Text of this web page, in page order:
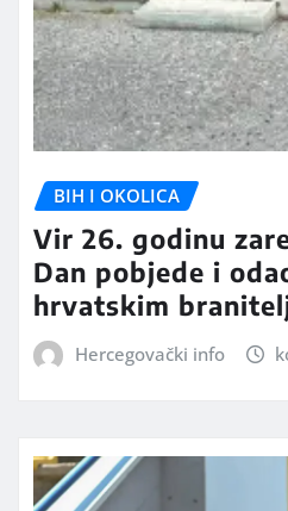
BIH I OKOLICA
Vir 26. godinu
Dan pobjede i
hrvatskim
Hercegovački info